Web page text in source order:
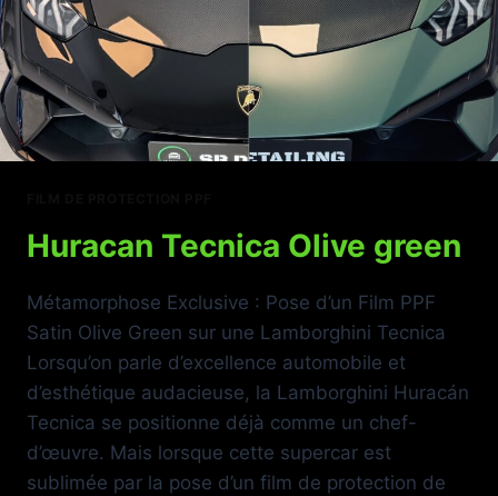
Huracan Tecnica Olive green
Métamorphose Exclusive : Pose d’un Film PPF
Satin Olive Green sur une Lamborghini Tecnica
Lorsqu’on parle d’excellence automobile et
d’esthétique audacieuse, la Lamborghini Huracán
Tecnica se positionne déjà comme un chef-
d’œuvre. Mais lorsque cette supercar est
sublimée par la pose d’un film de protection de